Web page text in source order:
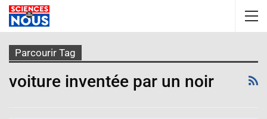
Parcourir Tag
voiture inventée par un noir